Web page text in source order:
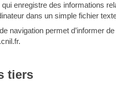
enregistre des informations
dans un simple fichier
navigation permet d’informer
.
tiers